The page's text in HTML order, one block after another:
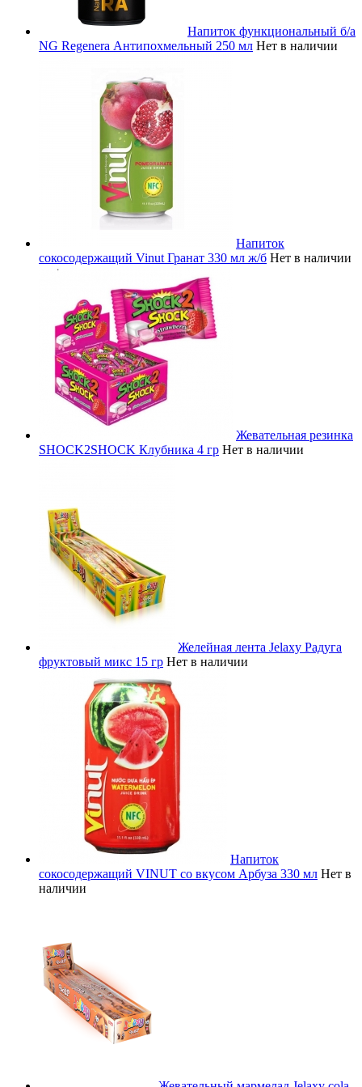
Напиток функциональный б/а
NG Regenera Антипохмельный 250 мл Нет в наличии
Напиток
сокосодержащий Vinut Гранат 330 мл ж/б Нет в наличии
Жевательная резинка
SHOCK2SHOCK Клубника 4 гр Нет в наличии
Желейная лента Jelaxy Радуга
фруктовый микс 15 гр Нет в наличии
Напиток
сокосодержащий VINUT со вкусом Арбуза 330 мл Нет в
наличии